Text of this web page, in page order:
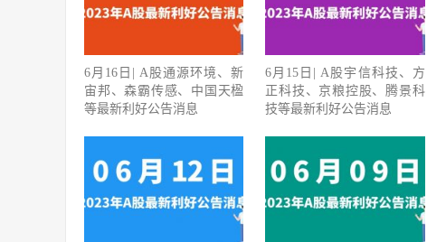
6月16日| A股通源环境、新
宙邦、森霸传感、中国天楹
等最新利好公告消息
6月15日| A股宇信科技、方
正科技、京粮控股、腾景科
技等最新利好公告消息